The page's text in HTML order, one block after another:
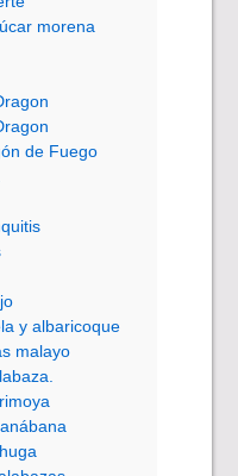
morena
de Fuego
y albaricoque
malayo